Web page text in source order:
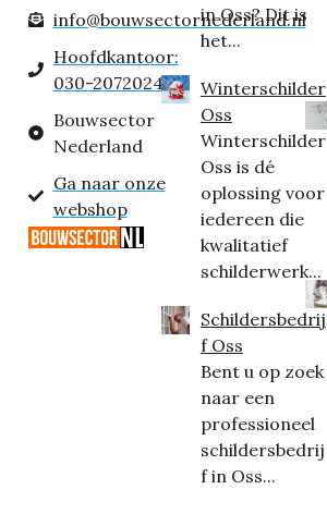
info@bouwsectornederland.nl
Hoofdkantoor:
030-2072024
Bouwsector
Nederland
Ga naar onze
webshop
in Oss? Dit is
het...
Winterschilder
Oss
Winterschilder
Oss is dé
oplossing voor
iedereen die
kwalitatief
schilderwerk...
Schildersbedrij
f Oss
Bent u op zoek
naar een
professioneel
schildersbedrij
f in Oss...